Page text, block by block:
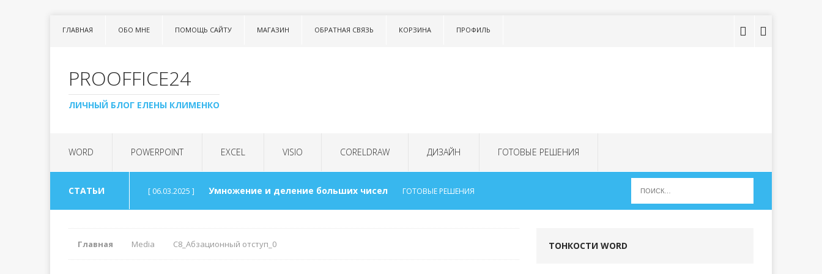
ГЛАВНАЯ ОБО МНЕ ПОМОЩЬ САЙТУ МАГАЗИН ОБРАТНАЯ СВЯЗЬ КОРЗИНА ПРОФИЛЬ
PROOFFICE24
ЛИЧНЫЙ БЛОГ ЕЛЕНЫ КЛИМЕНКО
WORD POWERPOINT EXCEL VISIO CORELDRAW ДИЗАЙН ГОТОВЫЕ РЕШЕНИЯ
СТАТЬИ [ 06.03.2025 ] Умножение и деление больших чисел ГОТОВЫЕ РЕШЕНИЯ
[ 06.03.2025 ] Урок 99. Список в тексте LISTNUM ТОНКОСТИ WORD
Главная Media С8_Абзационный отступ_0 ТОНКОСТИ WORD